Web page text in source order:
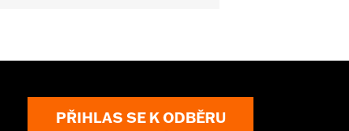
PŘIHLAS SE K ODBĚRU